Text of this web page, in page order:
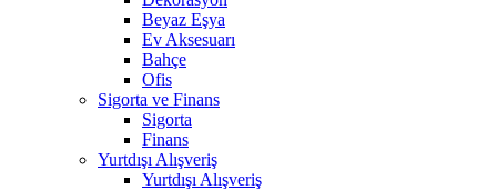
Beyaz Eşya
Ev Aksesuarı
Bahçe
Ofis
Sigorta ve Finans
Sigorta
Finans
Yurtdışı Alışveriş
Yurtdışı Alışveriş